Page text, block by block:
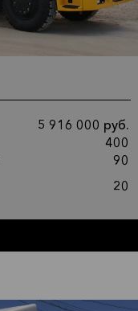
5 916 000 руб.
400
90
20